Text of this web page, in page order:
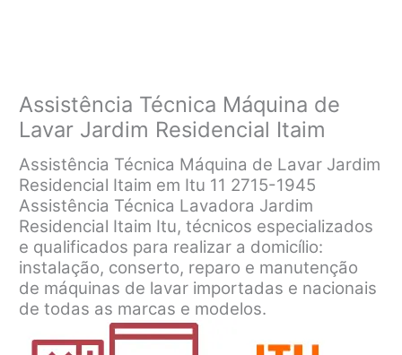
Assistência Técnica Máquina de
Lavar Jardim Residencial Itaim
Assistência Técnica Máquina de Lavar Jardim
Residencial Itaim em Itu 11 2715-1945
Assistência Técnica Lavadora Jardim
Residencial Itaim Itu, técnicos especializados
e qualificados para realizar a domicílio:
instalação, conserto, reparo e manutenção
de máquinas de lavar importadas e nacionais
de todas as marcas e modelos.